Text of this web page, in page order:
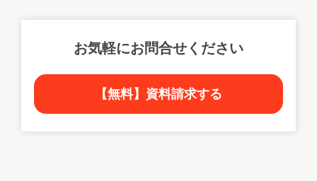
お気軽にお問合せください
【無料】資料請求する